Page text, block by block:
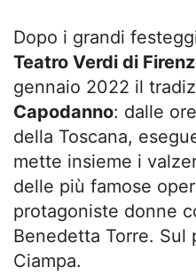
Dopo i grandi
Teatro Verdi di
gennaio 2022 il
Capodanno: dalle ore
della Toscana,
mette insieme i
delle più famose
protagoniste donne
Benedetta Torre. Sul
Ciampa.